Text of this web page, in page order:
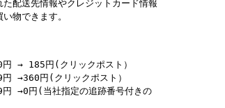
た配送先情報やクレジットカード情報
物できます。
→ 185円(クリックポスト）
→360円(クリックポスト）
→0円(当社指定の追跡番号付きの